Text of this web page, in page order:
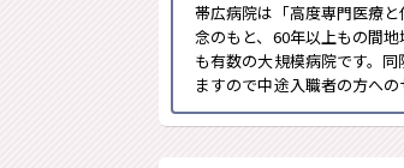
帯広病院は「高度専門医療
念のもと、60年以上もの間
も有数の大規模病院です。
ますので中途入職者の方へ